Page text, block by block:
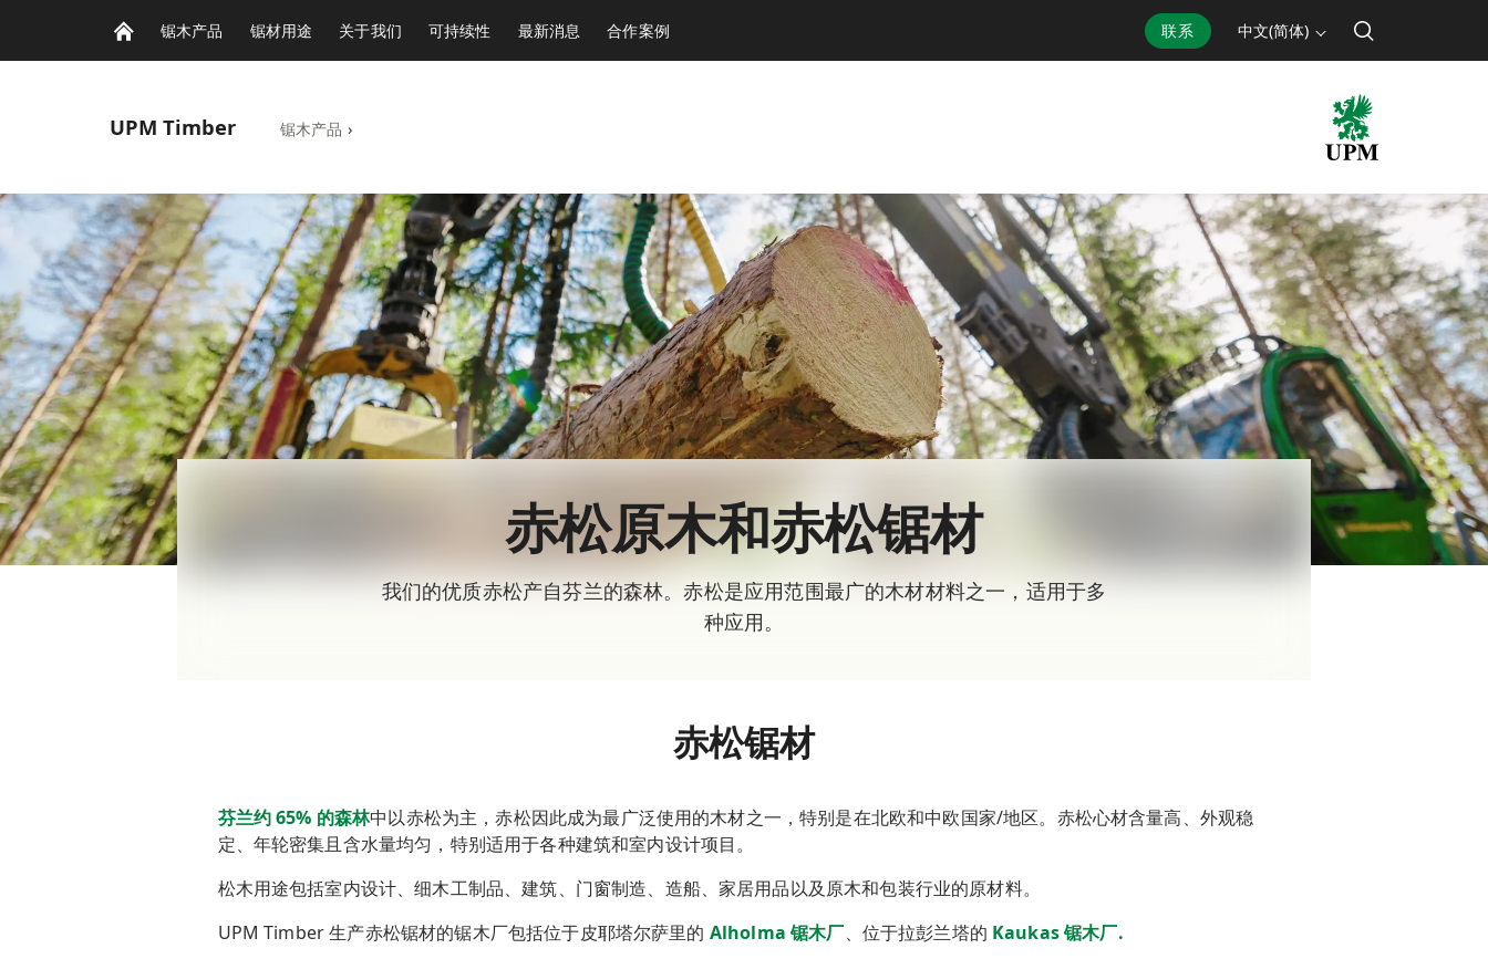
联系 中文(简体)
锯木产品 锯材用途 关于我们 可持续性 最新消息 合作案例
UPM Timber 锯木产品 ›
赤松原木和赤松锯材
我们的优质赤松产自芬兰的森林。赤松是应用范围最广的木材材料之一，适用于多
种应用。
赤松锯材
芬兰约 65% 的森林中以赤松为主，赤松因此成为最广泛使用的木材之一，特别是在北欧和中欧国家/地区。赤松心材含量高、外观稳
定、年轮密集且含水量均匀，特别适用于各种建筑和室内设计项目。
松木用途包括室内设计、细木工制品、建筑、门窗制造、造船、家居用品以及原木和包装行业的原材料。
UPM Timber 生产赤松锯材的锯木厂包括位于皮耶塔尔萨里的 Alholma 锯木厂、位于拉彭兰塔的 Kaukas 锯木厂.